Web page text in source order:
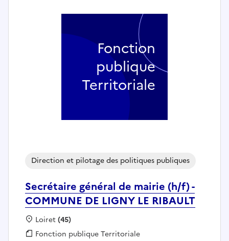
Secrétaire général de mairie (h/f) -
COMMUNE DE LIGNY LE RIBAULT
Direction et pilotage des politiques publiques
Localisation :
Loiret(45)
Fonction publique :
Fonction publique Territoriale
Fonction
publique
Territoriale